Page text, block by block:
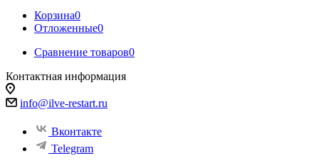
Корзина0
Отложенные0
Сравнение товаров0
Контактная информация
info@ilve-restart.ru
Вконтакте
Telegram